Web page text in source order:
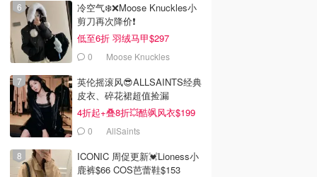
冷空气❄️❌️Moose Knuckles小
剪刀再次降价❗️
低至6折 羽绒马甲$297
0 Moose Knuckles
英伦摇滚风😎ALLSAINTS经典
皮衣、碎花裙超值捡漏
4折起+叠8折💥酷飒风衣$199
0 AllSaints
ICONIC 周促更新💓Lioness小
鹿裤$66 COS芭蕾鞋$153